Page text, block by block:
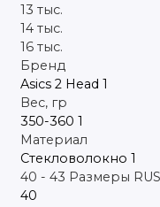
13 тыс.
14 тыс.
16 тыс.
Бренд
Asics 2 Head 1
Вес, гр
350-360 1
Материал
Стекловолокно 1
40 - 43 Размеры RUS
Волейбол
Гандбольные
Дартс
Игротека и
Тренировочный